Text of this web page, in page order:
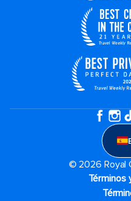
© 2026 Royal
Términos